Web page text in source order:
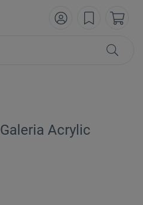
Acrylic